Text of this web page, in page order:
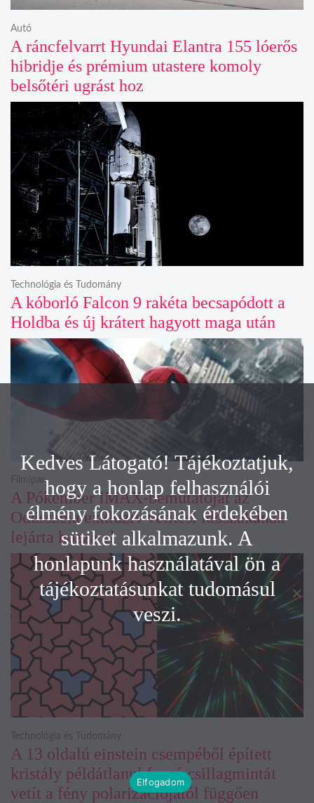
A ráncfelvarrt Hyundai Elantra 155 lóerős
hibridje és prémium utastere komoly
belsőtéri ugrást hoz
Autó
A kóborló Falcon 9 rakéta becsapódott a
Holdba és új krátert hagyott maga után
Technológia és Tudomány
A Pókember IMAX-bemutatóját az
Odüsszeia exkluzív vetítési időszakának
lejárta hozza el
Filmipar
A 13 oldalú einstein csempéből épített
kristály példátlanul forgó csillagmintát
vetít a fény polarizációjától függően
Technológia és Tudomány
Kedves Látogató! Tájékoztatjuk,
hogy a honlap felhasználói
élmény fokozásának érdekében
sütiket alkalmazunk. A
honlapunk használatával ön a
tájékoztatásunkat tudomásul
veszi.
Elfogadom